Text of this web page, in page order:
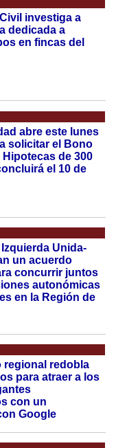
investiga a
dedicada a
en fincas del
abre este lunes
solicitar el Bono
de 300
el 10 de
Unida-
un acuerdo
concurrir juntos
autonómicas
en la Región de
regional redobla
para atraer a los
con un
Google